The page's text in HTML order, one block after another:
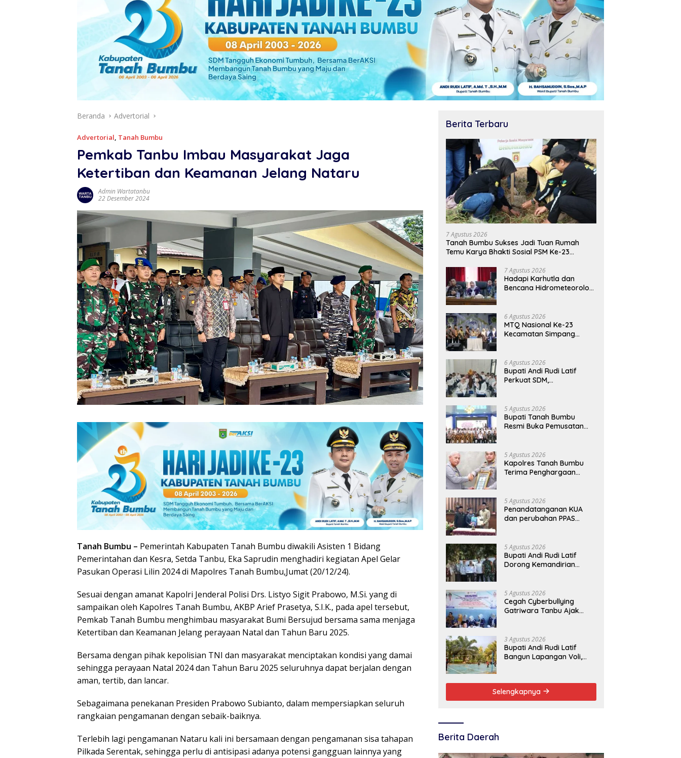
Beranda Advertorial
Advertorial, Tanah Bumbu
Pemkab Tanbu Imbau Masyarakat Jaga
Ketertiban dan Keamanan Jelang Nataru
Admin Wartatanbu
22 Desember 2024
Tanah Bumbu – Pemerintah Kabupaten Tanah Bumbu diwakili Asisten 1 Bidang
Pemerintahan dan Kesra, Setda Tanbu, Eka Saprudin menghadiri kegiatan Apel Gelar
Pasukan Operasi Lilin 2024 di Mapolres Tanah Bumbu,Jumat (20/12/24).
Sesuai dengan amanat Kapolri Jenderal Polisi Drs. Listyo Sigit Prabowo, M.Si. yang di
sampaikan oleh Kapolres Tanah Bumbu, AKBP Arief Prasetya, S.I.K., pada apel tersebut,
Pemkab Tanah Bumbu menghimbau masyarakat Bumi Bersujud bersama sama menjaga
Ketertiban dan Keamanan Jelang perayaan Natal dan Tahun Baru 2025.
Bersama dengan pihak kepolisian TNI dan masyarakat menciptakan kondisi yang damai
sehingga perayaan Natal 2024 dan Tahun Baru 2025 seluruhnya dapat berjalan dengan
aman, tertib, dan lancar.
Sebagaimana penekanan Presiden Prabowo Subianto, dalam mempersiapkan seluruh
rangkaian pengamanan dengan sebaik-baiknya.
Terlebih lagi pengamanan Nataru kali ini bersamaan dengan pengamanan sisa tahapan
Pilkada Serentak, sehingga perlu di antisipasi adanya potensi gangguan lainnya yang
Berita Terbaru
7 Agustus 2026
Tanah Bumbu Sukses Jadi Tuan Rumah
Temu Karya Bhakti Sosial PSM Ke-23
7 Agustus 2026
Hadapi Karhutla dan
Bencana Hidrometeorologi
6 Agustus 2026
MTQ Nasional Ke-23
Kecamatan Simpang
6 Agustus 2026
Bupati Andi Rudi Latif
Perkuat SDM,
dan Barbershop
5 Agustus 2026
Bupati Tanah Bumbu
Resmi Buka Pemusatan
5 Agustus 2026
Kapolres Tanah Bumbu
Terima Penghargaan
5 Agustus 2026
Penandatanganan KUA
dan perubahan PPAS
5 Agustus 2026
Bupati Andi Rudi Latif
Dorong Kemandirian
5 Agustus 2026
Cegah Cyberbullying
Gatriwara Tanbu Ajak
3 Agustus 2026
Bupati Andi Rudi Latif
Bangun Lapangan Voli,
Selengkapnya
Berita Daerah